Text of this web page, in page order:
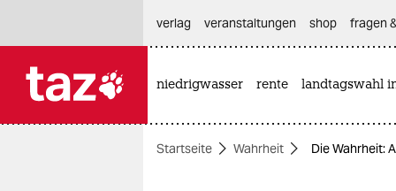
themen
verlag
veranstaltungen shop fragen
niedrigwasser rente landtagswahl
Startseite Wahrheit Die Wahrheit: